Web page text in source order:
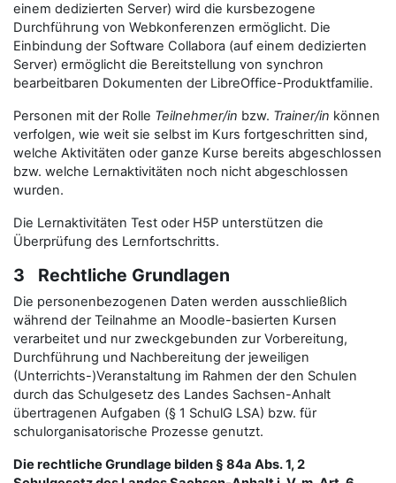
einem dedizierten Server) wird die kursbezogene
Durchführung von Webkonferenzen ermöglicht. Die
Einbindung der Software Collabora (auf einem dedizierten
Server) ermöglicht die Bereitstellung von synchron
bearbeitbaren Dokumenten der LibreOffice-Produktfamilie.
Personen mit der Rolle Teilnehmer/in bzw. Trainer/in können
verfolgen, wie weit sie selbst im Kurs fortgeschritten sind,
welche Aktivitäten oder ganze Kurse bereits abgeschlossen
bzw. welche Lernaktivitäten noch nicht abgeschlossen
wurden.
Die Lernaktivitäten Test oder H5P unterstützen die
Überprüfung des Lernfortschritts.
3 Rechtliche Grundlagen
Die personenbezogenen Daten werden ausschließlich
während der Teilnahme an Moodle-basierten Kursen
verarbeitet und nur zweckgebunden zur Vorbereitung,
Durchführung und Nachbereitung der jeweiligen
(Unterrichts-)Veranstaltung im Rahmen der den Schulen
durch das Schulgesetz des Landes Sachsen-Anhalt
übertragenen Aufgaben (§ 1 SchulG LSA) bzw. für
schulorganisatorische Prozesse genutzt.
Die rechtliche Grundlage bilden § 84a Abs. 1, 2